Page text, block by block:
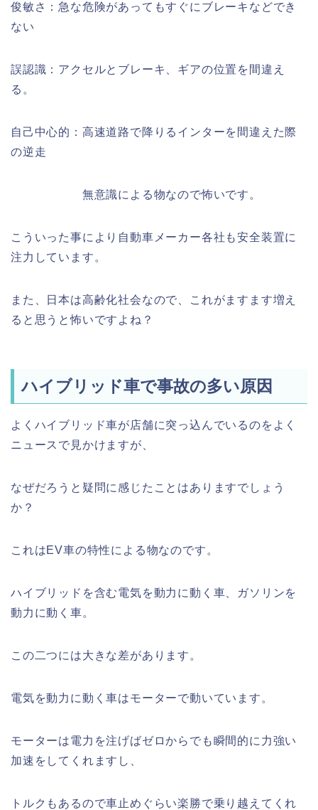
俊敏さ：急な危険があってもすぐにブレーキなどでき
ない
誤認識：アクセルとブレーキ、ギアの位置を間違え
る。
自己中心的：高速道路で降りるインターを間違えた際
の逆走
無意識による物なので怖いです。
こういった事により自動車メーカー各社も安全装置に
注力しています。
また、日本は高齢化社会なので、これがますます増え
ると思うと怖いですよね？
ハイブリッド車で事故の多い原因
よくハイブリッド車が店舗に突っ込んでいるのをよく
ニュースで見かけますが、
なぜだろうと疑問に感じたことはありますでしょう
か？
これはEV車の特性による物なのです。
ハイブリッドを含む電気を動力に動く車、ガソリンを
動力に動く車。
この二つには大きな差があります。
電気を動力に動く車はモーターで動いています。
モーターは電力を注げばゼロからでも瞬間的に力強い
加速をしてくれますし、
トルクもあるので車止めぐらい楽勝で乗り越えてくれ